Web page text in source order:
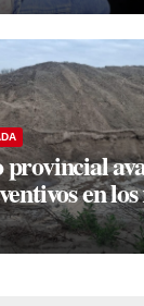
en
y en los